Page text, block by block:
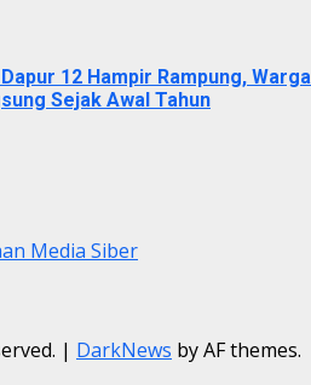
12 Hampir Rampung, Warga
Sejak Awal Tahun
Media Siber
| DarkNews by AF themes.